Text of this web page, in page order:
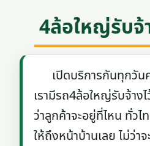
4ล้อใหญ่รับจ้
เปิดบริการกันทุกวัน
เรามีรถ4ล้อใหญ่รับจ้าง
ว่าลูกค้าจะอยู่ที่ไหน ทั่วไ
ให้ถึงหน้าบ้านเลย ไม่ว่า